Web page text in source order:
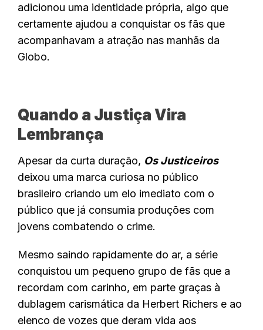
adicionou uma identidade própria, algo que
certamente ajudou a conquistar os fãs que
acompanhavam a atração nas manhãs da
Globo.
Quando a Justiça Vira
Lembrança
Apesar da curta duração, Os Justiceiros
deixou uma marca curiosa no público
brasileiro criando um elo imediato com o
público que já consumia produções com
jovens combatendo o crime.
Mesmo saindo rapidamente do ar, a série
conquistou um pequeno grupo de fãs que a
recordam com carinho, em parte graças à
dublagem carismática da Herbert Richers e ao
elenco de vozes que deram vida aos